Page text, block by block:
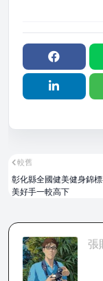
較舊
彰化縣全國健美健身錦
美好手一較高下
張